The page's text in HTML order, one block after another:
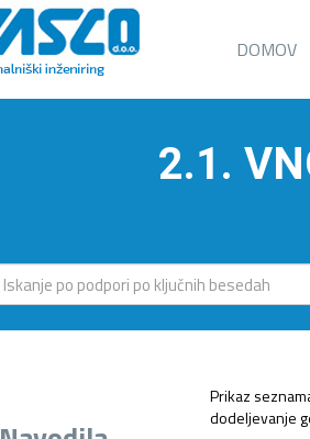
DOMOV
2.1.
Prikaz
dodeljevanje